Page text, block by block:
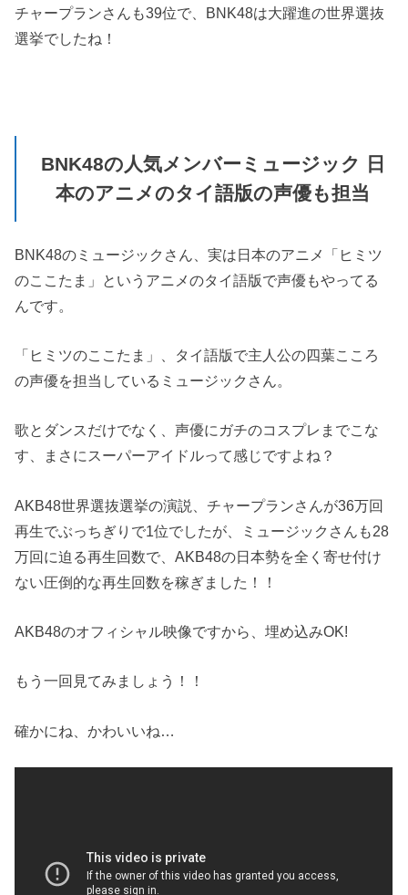
チャープランさんも39位で、BNK48は大躍進の世界選抜
選挙でしたね！
BNK48の人気メンバーミュージック 日
本のアニメのタイ語版の声優も担当
BNK48のミュージックさん、実は日本のアニメ「ヒミツ
のここたま」というアニメのタイ語版で声優もやってる
んです。
「ヒミツのここたま」、タイ語版で主人公の四葉こころ
の声優を担当しているミュージックさん。
歌とダンスだけでなく、声優にガチのコスプレまでこな
す、まさにスーパーアイドルって感じですよね？
AKB48世界選抜選挙の演説、チャープランさんが36万回
再生でぶっちぎりで1位でしたが、ミュージックさんも28
万回に迫る再生回数で、AKB48の日本勢を全く寄せ付け
ない圧倒的な再生回数を稼ぎました！！
AKB48のオフィシャル映像ですから、埋め込みOK!
もう一回見てみましょう！！
確かにね、かわいいね…